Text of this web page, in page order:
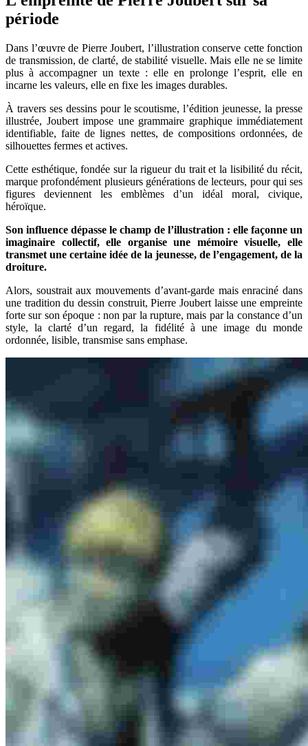
période
Dans l’œuvre de Pierre Joubert, l’illustration conserve cette fonction
de transmission, de clarté, de stabilité visuelle. Mais elle ne se limite
plus à accompagner un texte : elle en prolonge l’esprit, elle en
incarne les valeurs, elle en fixe les images durables.
À travers ses dessins pour le scoutisme, l’édition jeunesse, la presse
illustrée, Joubert impose une grammaire graphique immédiatement
identifiable, faite de lignes nettes, de compositions ordonnées, de
silhouettes fermes et actives.
Cette esthétique, fondée sur la rigueur du trait et la lisibilité du récit,
marque profondément plusieurs générations de lecteurs, pour qui ses
figures deviennent les emblèmes d’un idéal moral, civique,
héroïque.
Son influence dépasse le champ de l’illustration : elle façonne un
imaginaire collectif, elle organise une mémoire visuelle, elle
transmet une certaine idée de la jeunesse, de l’engagement, de la
droiture.
Alors, soustrait aux mouvements d’avant-garde mais enraciné dans
une tradition du dessin construit, Pierre Joubert laisse une empreinte
forte sur son époque : non par la rupture, mais par la constance d’un
style, la clarté d’un regard, la fidélité à une image du monde
ordonnée, lisible, transmise sans emphase.